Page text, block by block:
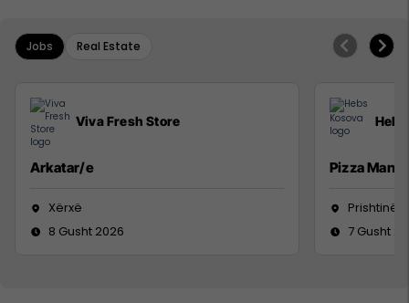
Jobs Real Estate
Viva Fresh Store
Arkatar/e
Xërxë
8 Gusht 2026
Pizza Man
Prishtinë
7 Gusht